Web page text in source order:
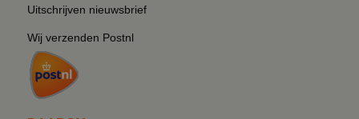
Uitschrijven nieuwsbrief
Wij verzenden Postnl